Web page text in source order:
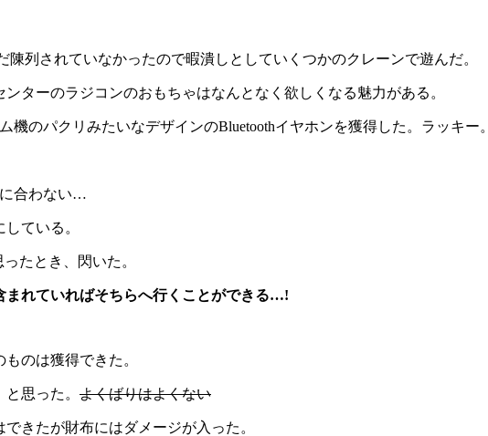
列されていなかったので暇潰しとしていくつかのクレーンで遊んだ。
ターのラジコンのおもちゃはなんとなく欲しくなる魅力がある。
のパクリみたいなデザインのBluetoothイヤホンを獲得した。ラッキー。
合わない…
ている。
たとき、閃いた。
まれていればそちらへ行くことができる…!
のは獲得できた。
思った。 よくばりはよくない
きたが財布にはダメージが入った。